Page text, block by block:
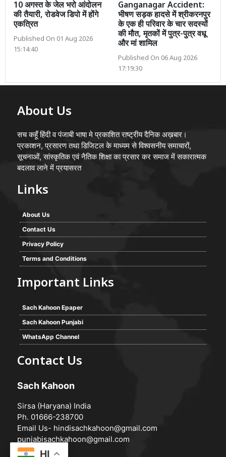
10 अगस्त के जेल भरो आंदोलन
की तैयारी, रोडवेज डिपो में होंगे
एकत्रित
Published On 01 Aug 2026
15:14:40
Ganganagar Accident:
भीषण सड़क हादसे में श्रीकरनपुर
के एक ही परिवार के चार सदस्यों
की मौत, मृतकों में पुत्र-पुत्र वधू
और मां शामिल
Published On 06 Aug 2026
17:19:30
About Us
सच कहूँ हिंदी व पंजाबी भाषा मे प्रकाशित राष्ट्रीय दैनिक अख़बार।
प्रकाशन, प्रसारण तथा डिजिटल के माध्यम से विश्वसनीय समाचारों,
सूचनाओं, सांस्कृतिक एवं नैतिक शिक्षा का प्रसार कर समाज में सकारात्मक
बदलाव लाने में प्रयासरत
Links
About Us
Contact Us
Privacy Policy
Terms and Conditions
Important Links
Sach Kahoon Epaper
Sach Kahoon Punjabi
WhatsApp Channel
Contact Us
Sach Kahoon
Sirsa (Haryana) India
Ph. 01666-238700
Email Us- hindisachkahoon@gmail.com
punjabisachkahoon@gmail.com
HI